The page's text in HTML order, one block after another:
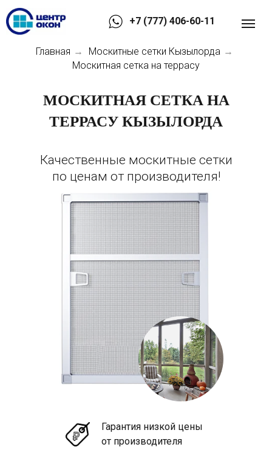
+7 (777) 406-60-11
Главная → Москитные сетки Кызылорда →
Москитная сетка на террасу
Гарантия низкой цены
от производителя
Качественные москитные сетки
по ценам от производителя!
МОСКИТНАЯ СЕТКА НА
ТЕРРАСУ КЫЗЫЛОРДА